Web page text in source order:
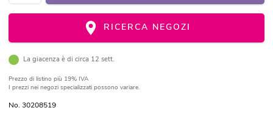
RICERCA NEGOZI
La giacenza è di circa 12 sett.
Prezzo di listino più 19% IVA
I prezzi nei negozi specializzati possono variare.
No. 30208519